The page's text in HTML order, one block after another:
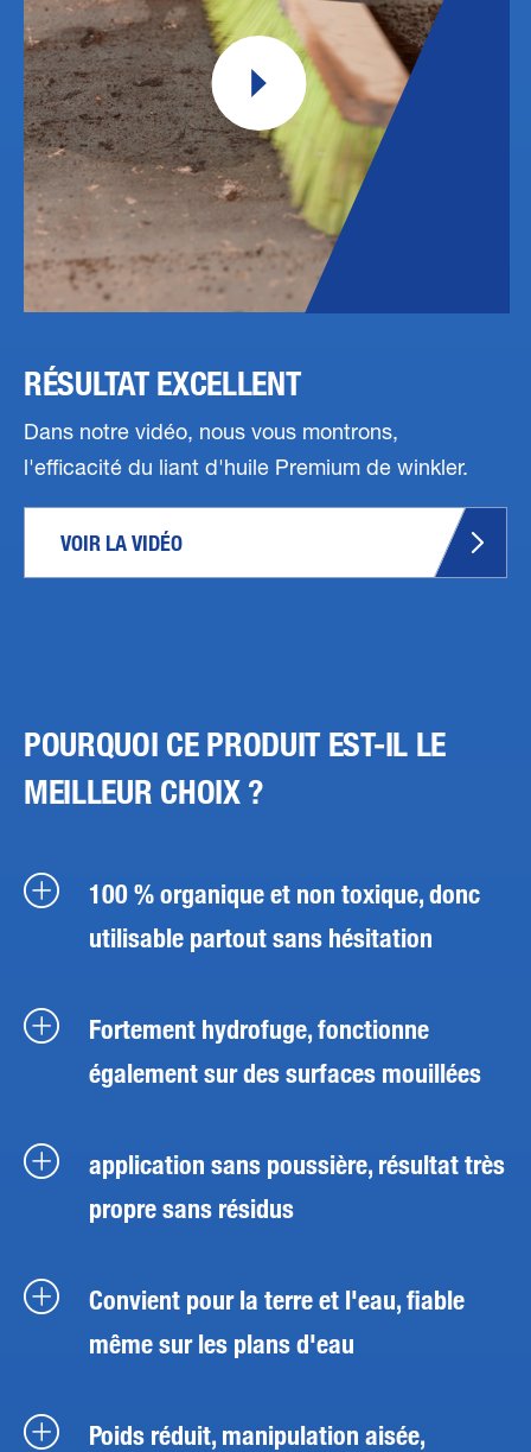
RÉSULTAT EXCELLENT
Dans notre vidéo, nous vous montrons,
l'efficacité du liant d'huile Premium de winkler.
VOIR LA VIDÉO
POURQUOI CE PRODUIT EST-IL LE
MEILLEUR CHOIX ?
100 % organique et non toxique, donc
utilisable partout sans hésitation
Fortement hydrofuge, fonctionne
également sur des surfaces mouillées
application sans poussière, résultat très
propre sans résidus
Convient pour la terre et l'eau, fiable
même sur les plans d'eau
Poids réduit, manipulation aisée,